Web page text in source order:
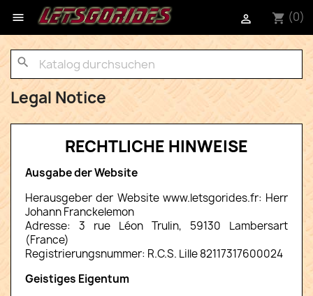
 shopping_cart (0)

search
Legal Notice
RECHTLICHE HINWEISE
Ausgabe der Website
Herausgeber der Website www.letsgorides.fr: Herr
Johann Franckelemon
Adresse: 3 rue Léon Trulin, 59130 Lambersart
(France)
Registrierungsnummer: R.C.S. Lille 82117317600024
Geistiges Eigentum